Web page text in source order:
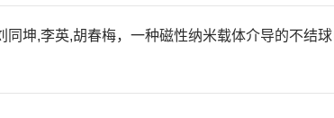
同坤,李英,胡春梅，一种磁性纳米载体介导的不